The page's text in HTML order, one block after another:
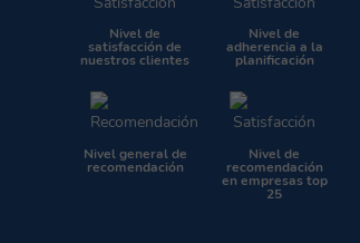
Nivel de
satisfacción de
nuestros clientes
Nivel de
adherencia a la
planificación
Nivel general de
recomendación
Nivel de
recomendación
en empresas top
25